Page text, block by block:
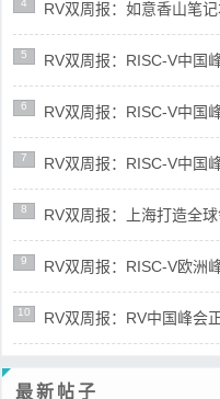
RV双周报：如意香山笔
5 RV双周报：RISC-V中国
6 RV双周报：RISC-V中国
7 RV双周报：RISC-V中国
8 RV双周报：上海打造全
9 RV双周报：RISC-V欧洲
10 RV双周报：RV中国峰会
最新帖子